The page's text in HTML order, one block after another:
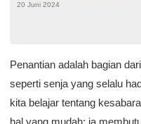
20 Juni 2024
Penantian adalah bagian
seperti senja yang selalu
kita belajar tentang
hal yang mudah; ia